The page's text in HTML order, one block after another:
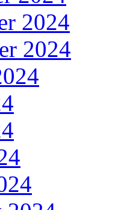
2024
2024